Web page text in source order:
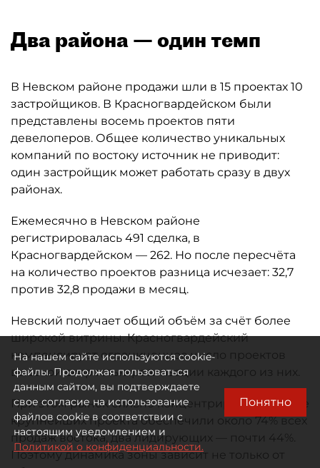
Два района — один темп
В Невском районе продажи шли в 15 проектах 10
застройщиков. В Красногвардейском были
представлены восемь проектов пяти
девелоперов. Общее количество уникальных
компаний по востоку источник не приводит:
один застройщик может работать сразу в двух
районах.
Ежемесячно в Невском районе
регистрировалась 491 сделка, в
Красногвардейском — 262. Но после пересчёта
на количество проектов разница исчезает: 32,7
против 32,8 продажи в месяц.
Невский получает общий объём за счёт более
широкой витрины. Красногвардейский
компенсирует ограниченное число проектов
высокой скоростью реализации каждого из них.
При этом рынок сильно концентрирован. Четыре
крупнейших проекта обеспечили около 74% всех
продаж востока, два лидирующих — почти 44%.
Поэтому динамика зоны зависит не только от
На нашем сайте используются cookie-
файлы. Продолжая пользоваться
данным сайтом, вы подтверждаете
свое согласие на использование
файлов cookie в соответствии с
настоящим уведомлением и
Политикой о конфиденциальности.
Понятно